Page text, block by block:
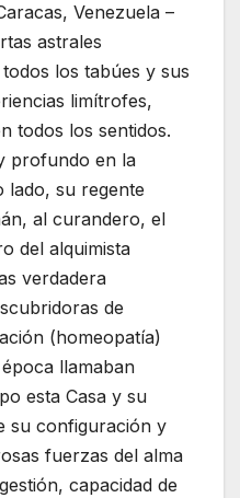
Venezuela –
astrales
los tabúes y sus
limítrofes,
todos los sentidos.
profundo en la
lado, su regente
al curandero, el
del alquimista
verdadera
de
(homeopatía)
llamaban
esta Casa y su
su configuración y
fuerzas del alma
capacidad de